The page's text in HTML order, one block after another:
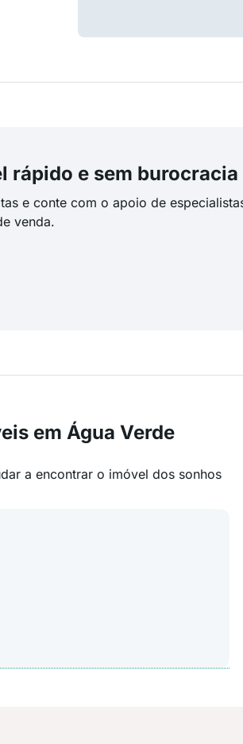
rápido e sem burocracia
e conte com o apoio de
venda.
em Água Verde
a encontrar o imóvel dos sonhos